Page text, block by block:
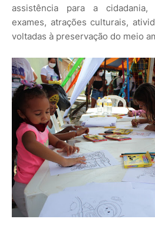
assistência para a
exames, atrações culturais,
voltadas à preservação do meio